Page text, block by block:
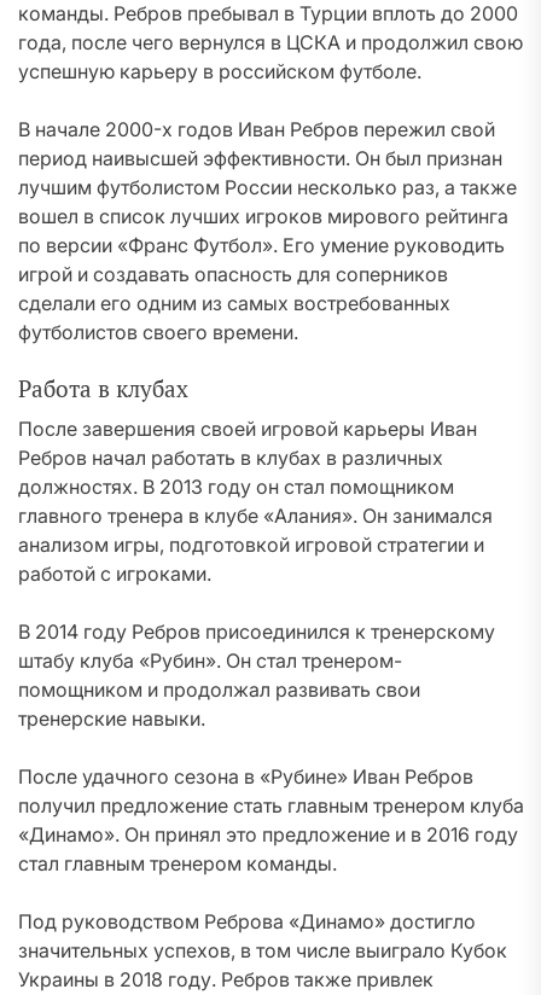
команды. Ребров пребывал в Турции вплоть до 2000
года, после чего вернулся в ЦСКА и продолжил свою
успешную карьеру в российском футболе.
В начале 2000-х годов Иван Ребров пережил свой
период наивысшей эффективности. Он был признан
лучшим футболистом России несколько раз, а также
вошел в список лучших игроков мирового рейтинга
по версии «Франс Футбол». Его умение руководить
игрой и создавать опасность для соперников
сделали его одним из самых востребованных
футболистов своего времени.
Работа в клубах
После завершения своей игровой карьеры Иван
Ребров начал работать в клубах в различных
должностях. В 2013 году он стал помощником
главного тренера в клубе «Алания». Он занимался
анализом игры, подготовкой игровой стратегии и
работой с игроками.
В 2014 году Ребров присоединился к тренерскому
штабу клуба «Рубин». Он стал тренером-
помощником и продолжал развивать свои
тренерские навыки.
После удачного сезона в «Рубине» Иван Ребров
получил предложение стать главным тренером клуба
«Динамо». Он принял это предложение и в 2016 году
стал главным тренером команды.
Под руководством Реброва «Динамо» достигло
значительных успехов, в том числе выиграло Кубок
Украины в 2018 году. Ребров также привлек